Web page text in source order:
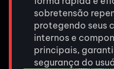
sobretensão
protegendo seus
internos e
principais,
segurança do